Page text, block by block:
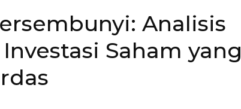
Analisis
Saham yang